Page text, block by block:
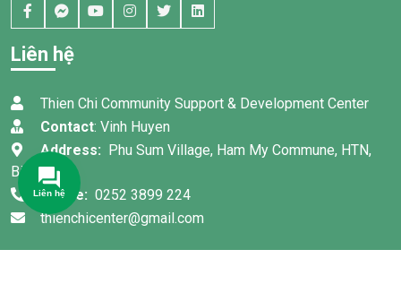
Liên hệ
Thien Chi Community Support & Development Center
Contact: Vinh Huyen
Address: Phu Sum Village, Ham My Commune, HTN,
Binh Thuan
Phone: 0252 3899 224
thienchicenter@gmail.com
Liên hệ